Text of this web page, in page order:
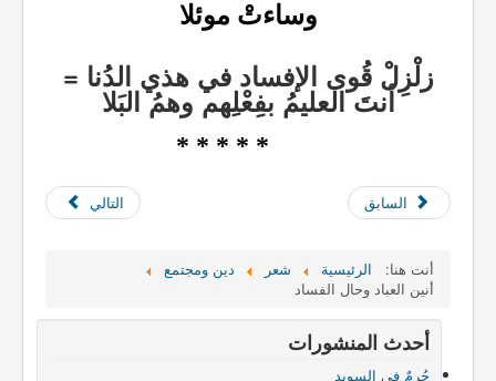
وساءتْ موئلا
زلْزِلْ قُوى الإفساد في هذي الدُنا =
أنتَ العليمُ بفِعْلِهم وهمُ البَلا
* * * * *
السابق التالي
أنت هنا: الرئيسية شعر
دين ومجتمع
أنين العباد وحال الفساد
أحدث المنشورات
جُرمٌ في السويد